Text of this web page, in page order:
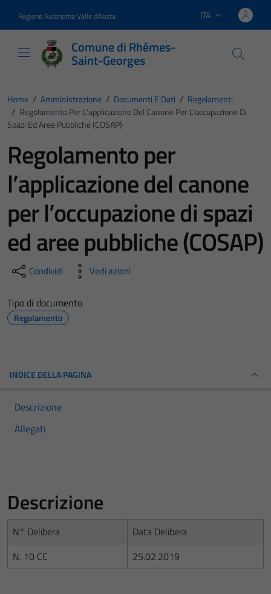
Regione Autonoma Valle d'Aosta Lingua attiva:
ITA
Comune di Rhêmes-
Saint-Georges
Home / Amministrazione / Documenti E Dati / Regolamenti
/ Regolamento Per L’applicazione Del Canone Per L’occupazione Di
Spazi Ed Aree Pubbliche (COSAP)
Regolamento per
l’applicazione del canone
per l’occupazione di spazi
ed aree pubbliche (COSAP)
Condividi Vedi azioni
Tipo di documento
Regolamento
INDICE DELLA PAGINA
Descrizione
Allegati
Descrizione
N° Delibera
Data Delibera
N. 10 CC
25.02.2019